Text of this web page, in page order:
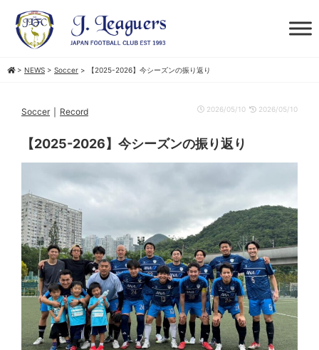
> NEWS > Soccer > 【2025-2026】今シーズンの振り返り
Soccer｜ Record 2026/05/10 2026/05/10
【2025-2026】今シーズンの振り返り